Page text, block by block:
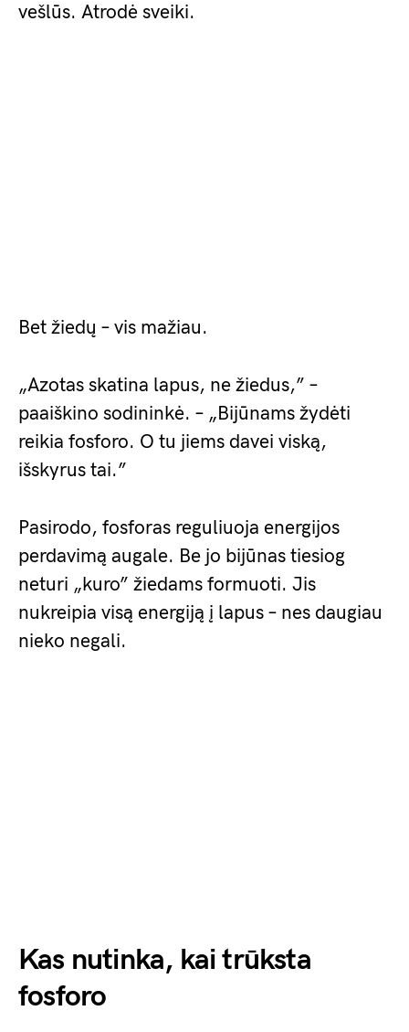
vešlūs. Atrodė sveiki.
Bet žiedų – vis mažiau.
„Azotas skatina lapus, ne žiedus,” –
paaiškino sodininkė. – „Bijūnams žydėti
reikia fosforo. O tu jiems davei viską,
išskyrus tai.”
Pasirodo, fosforas reguliuoja energijos
perdavimą augale. Be jo bijūnas tiesiog
neturi „kuro” žiedams formuoti. Jis
nukreipia visą energiją į lapus – nes daugiau
nieko negali.
Kas nutinka, kai trūksta
fosforo